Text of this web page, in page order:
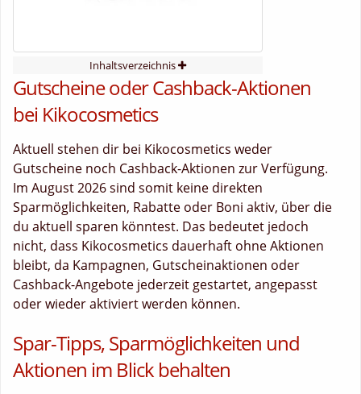
Inhaltsverzeichnis
Gutscheine oder Cashback-Aktionen
bei Kikocosmetics
Aktuell stehen dir bei Kikocosmetics weder
Gutscheine noch Cashback-Aktionen zur Verfügung.
Im August 2026 sind somit keine direkten
Sparmöglichkeiten, Rabatte oder Boni aktiv, über die
du aktuell sparen könntest. Das bedeutet jedoch
nicht, dass Kikocosmetics dauerhaft ohne Aktionen
bleibt, da Kampagnen, Gutscheinaktionen oder
Cashback-Angebote jederzeit gestartet, angepasst
oder wieder aktiviert werden können.
Spar-Tipps, Sparmöglichkeiten und
Aktionen im Blick behalten